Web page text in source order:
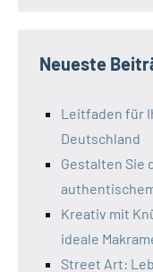
Neueste
Leitfaden für
Deutschland
Gestalten Sie
Kreativ mit
ideale
Street Art: